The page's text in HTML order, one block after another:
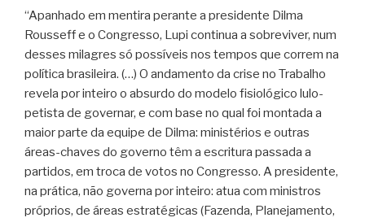
“Apanhado em mentira perante a presidente Dilma
Rousseff e o Congresso, Lupi continua a sobreviver, num
desses milagres só possíveis nos tempos que correm na
política brasileira. (…) O andamento da crise no Trabalho
revela por inteiro o absurdo do modelo fisiológico lulo-
petista de governar, e com base no qual foi montada a
maior parte da equipe de Dilma: ministérios e outras
áreas-chaves do governo têm a escritura passada a
partidos, em troca de votos no Congresso. A presidente,
na prática, não governa por inteiro: atua com ministros
próprios, de áreas estratégicas (Fazenda, Planejamento,